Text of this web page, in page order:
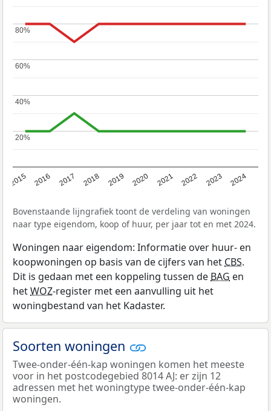
2015 2016 2017 2018 2019 2020 2021 2022 2023 2024
20%
20%
40%
40%
60%
60%
80%
80%
Bovenstaande lijngrafiek toont de verdeling van woningen
naar type eigendom, koop of huur, per jaar tot en met 2024.
Woningen naar eigendom: Informatie over huur- en
koopwoningen op basis van de cijfers van het CBS.
Dit is gedaan met een koppeling tussen de BAG en
hetWOZ-register met een aanvulling uit het
woningbestand van het Kadaster.
Soorten woningen
Twee-onder-één-kap woningen komen het meeste
voor in het postcodegebied 8014 AJ: er zijn 12
adressen met het woningtype twee-onder-één-kap
woningen.